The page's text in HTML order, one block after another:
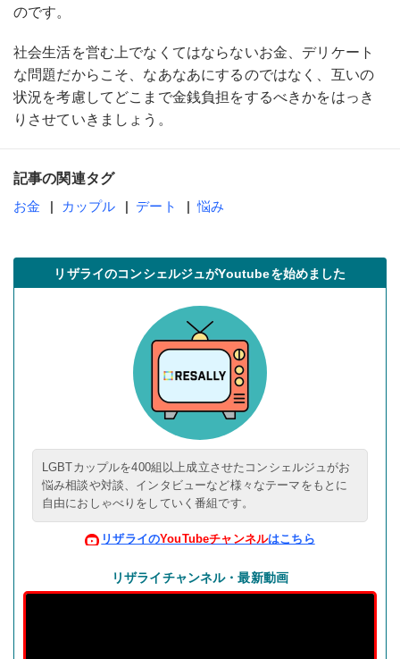
のです。
社会生活を営む上でなくてはならないお金、デリケート
な問題だからこそ、なあなあにするのではなく、互いの
状況を考慮してどこまで金銭負担をするべきかをはっき
りさせていきましょう。
記事の関連タグ
お金
カップル デート 悩み
リザライのコンシェルジュがYoutubeを始めました
LGBTカップルを400組以上成立させた コンシェルジュがお
悩み相談や対談、 インタビューなど様々なテーマをもとに
自由におしゃべりをしていく番組です。
リザライのYouTubeチャンネルはこちら
リザライチャンネル・最新動画